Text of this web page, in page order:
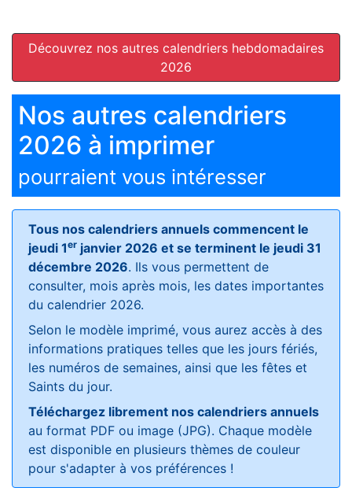
Découvrez nos autres calendriers hebdomadaires
2026
Nos autres calendriers
2026 à imprimer
pourraient vous intéresser
Tous nos calendriers annuels commencent le
jeudi 1er janvier 2026 et se terminent le jeudi 31
décembre 2026. Ils vous permettent de
consulter, mois après mois, les dates importantes
du calendrier 2026.
Selon le modèle imprimé, vous aurez accès à des
informations pratiques telles que les jours fériés,
les numéros de semaines, ainsi que les fêtes et
Saints du jour.
Téléchargez librement nos calendriers annuels
au format PDF ou image (JPG). Chaque modèle
est disponible en plusieurs thèmes de couleur
pour s'adapter à vos préférences !